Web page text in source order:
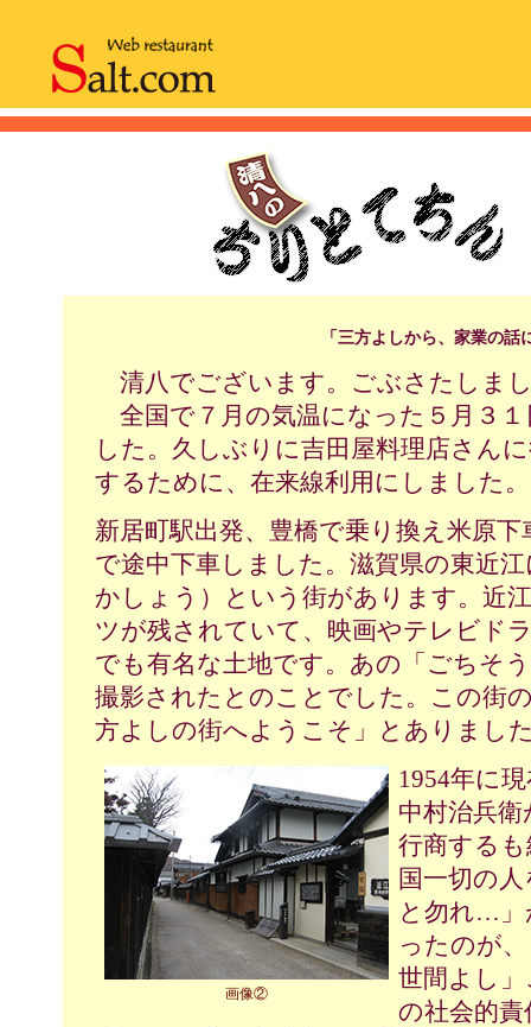
「三方よしから、家業の話
清八でございます。ごぶさたしま
全国で７月の気温になった５月３
した。久しぶりに吉田屋料理店さん
するために、在来線利用にしました。
新居町駅出発、豊橋で乗り換え米原下
で途中下車しました。滋賀県の東近
かしょう）という街があります。近
ツが残されていて、映画やテレビド
でも有名な土地です。あの「ごちそ
撮影されたとのことでした。この街
方よしの街へようこそ」とありまし
画像②
1954年に
中村治兵
行商する
国一切の
と勿れ…」
ったのが
世間よし
の社会的